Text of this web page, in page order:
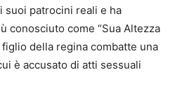
patrocini reali e ha
conosciuto come “Sua Altezza
della regina combatte una
è accusato di atti sessuali